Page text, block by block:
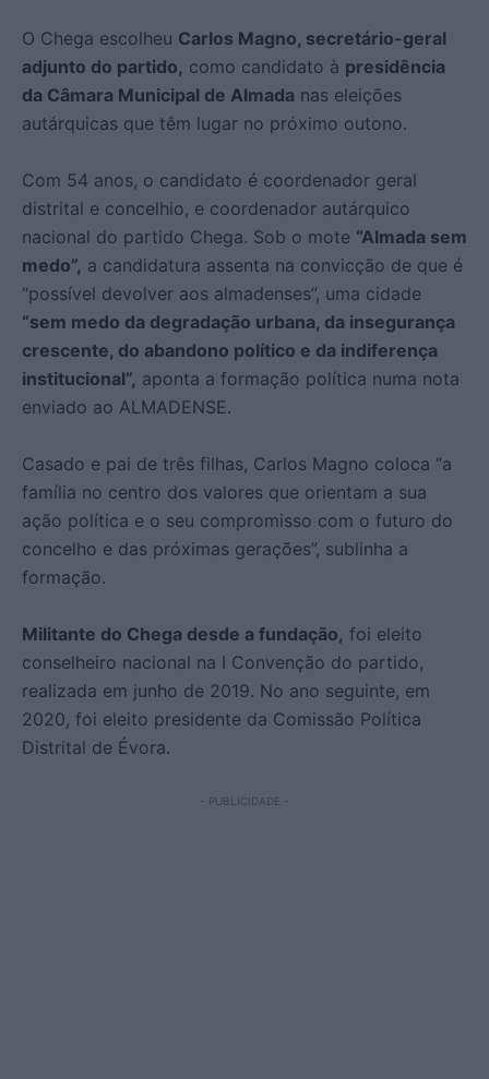
O Chega escolheu Carlos Magno, secretário-geral
adjunto do partido, como candidato à presidência
da Câmara Municipal de Almada nas eleições
autárquicas que têm lugar no próximo outono.
Com 54 anos, o candidato é coordenador geral
distrital e concelhio, e coordenador autárquico
nacional do partido Chega. Sob o mote “Almada sem
medo”, a candidatura assenta na convicção de que é
“possível devolver aos almadenses”, uma cidade
“sem medo da degradação urbana, da insegurança
crescente, do abandono político e da indiferença
institucional”, aponta a formação política numa nota
enviado ao ALMADENSE.
Casado e pai de três filhas, Carlos Magno coloca “a
família no centro dos valores que orientam a sua
ação política e o seu compromisso com o futuro do
concelho e das próximas gerações”, sublinha a
formação.
Militante do Chega desde a fundação, foi eleito
conselheiro nacional na I Convenção do partido,
realizada em junho de 2019. No ano seguinte, em
2020, foi eleito presidente da Comissão Política
Distrital de Évora.
- PUBLICIDADE -